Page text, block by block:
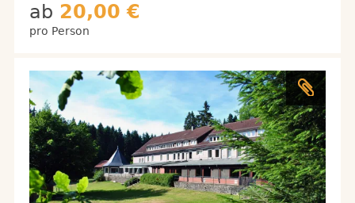
ab 20,00 €
pro Person